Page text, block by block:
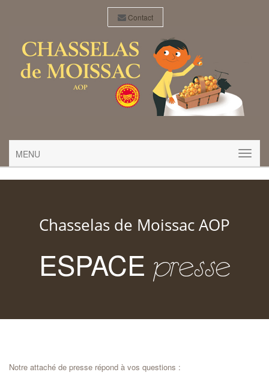
Contact
MENU
Chasselas de Moissac AOP
ESPACE presse
Notre attaché de presse répond à vos questions :